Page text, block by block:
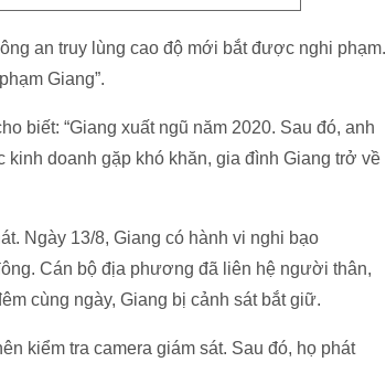
an truy lùng cao độ mới bắt được nghi phạm.
Giang”.
biết: “Giang xuất ngũ năm 2020. Sau đó, anh
doanh gặp khó khăn, gia đình Giang trở về
Ngày 13/8, Giang có hành vi nghi bạo
Cán bộ địa phương đã liên hệ người thân,
cùng ngày, Giang bị cảnh sát bắt giữ.
kiểm tra camera giám sát. Sau đó, họ phát